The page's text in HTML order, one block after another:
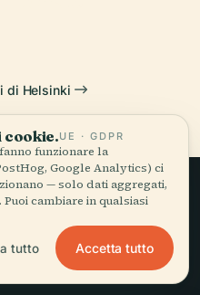
di Helsinki
cookie.UE · GDPR
funzionare la
Google Analytics) ci
— solo dati aggregati,
cambiare in qualsiasi
tutto Accetta tutto